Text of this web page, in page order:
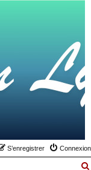
Connexion
S’enregistrer